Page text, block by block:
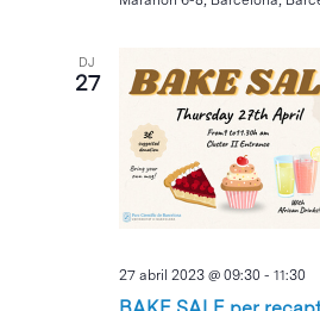
DJ
27
27 abril 2023 @ 09:30 -11:30